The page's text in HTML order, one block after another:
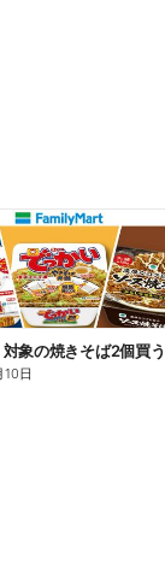
10日